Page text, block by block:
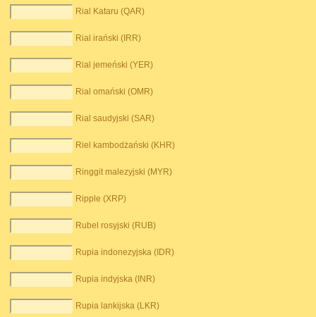
Rial Kataru (QAR)
Rial irański (IRR)
Rial jemeński (YER)
Rial omański (OMR)
Rial saudyjski (SAR)
Riel kambodżański (KHR)
Ringgit malezyjski (MYR)
Ripple (XRP)
Rubel rosyjski (RUB)
Rupia indonezyjska (IDR)
Rupia indyjska (INR)
Rupia lankijska (LKR)